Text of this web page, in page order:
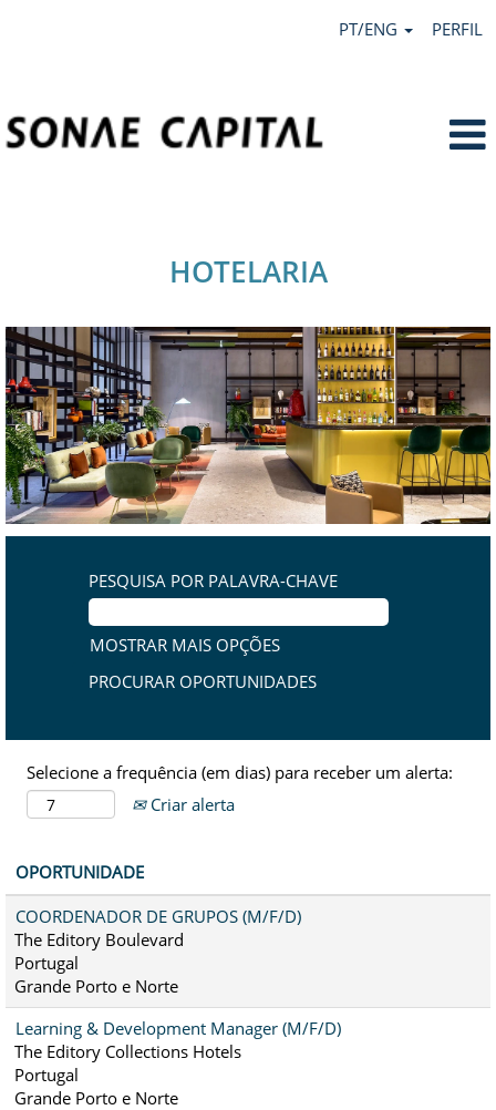
PT/ENG PERFIL
HOTELARIA
PESQUISA POR PALAVRA-CHAVE
MOSTRAR MAIS OPÇÕES
Selecione a frequência (em dias) para receber um alerta:
Criar alerta
OPORTUNIDADE
COORDENADOR DE GRUPOS (M/F/D)
The Editory Boulevard
Portugal
Grande Porto e Norte
Learning & Development Manager (M/F/D)
The Editory Collections Hotels
Portugal
Grande Porto e Norte